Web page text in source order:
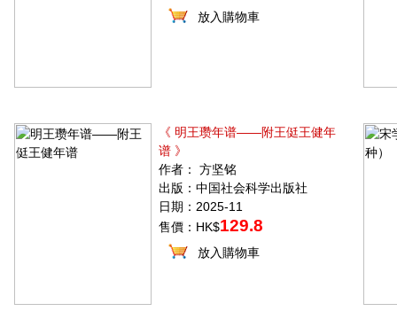
放入購物車
《 明王瓒年谱——附王侹王健年
谱 》
作者： 方坚铭
出版：中国社会科学出版社
日期：2025-11
售價：HK$129.8
放入購物車